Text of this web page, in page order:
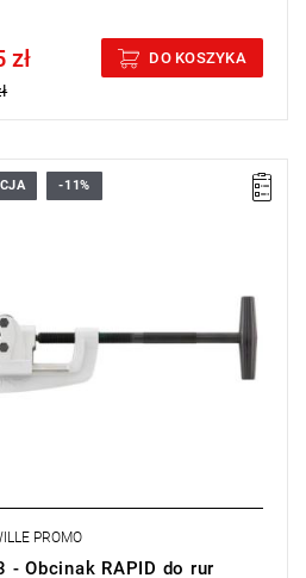
included
zł DO KOSZYKA
-11%
PROMO
- Obcinak RAPID do rur